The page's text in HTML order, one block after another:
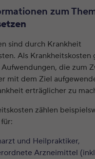
zum
sind durch Krankheit
Als Krankheitskosten
die zum
mit dem Ziel
erträglicher zu
zählen
und Heilpraktiker,
Arzneimittel